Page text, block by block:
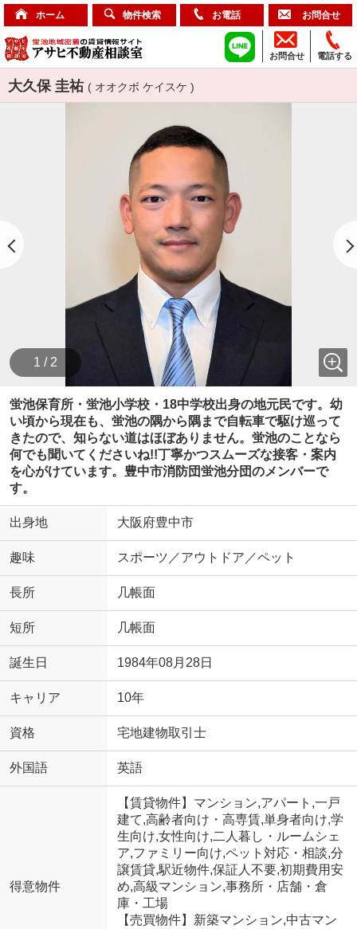
ホーム 物件検索 お電話 お問合せ
電話する
お問合せ
大久保 圭祐 ( オオクボ ケイスケ )
1 / 2
蛍池保育所・蛍池小学校・18中学校出身の地元民です。幼
い頃から現在も、蛍池の隅から隅まで自転車で駆け巡って
きたので、知らない道はほぼありません。蛍池のことなら
何でも聞いてくださいね!!丁寧かつスムーズな接客・案内
を心がけています。豊中市消防団蛍池分団のメンバーで
す。
出身地 大阪府豊中市
趣味 スポーツ／アウトドア／ペット
長所 几帳面
短所 几帳面
誕生日 1984年08月28日
キャリア 10年
資格 宅地建物取引士
外国語 英語
得意物件
【賃貸物件】マンション,アパート,一戸
建て,高齢者向け・高専賃,単身者向け,学
生向け,女性向け,二人暮し・ルームシェ
ア,ファミリー向け,ペット対応・相談,分
譲賃貸,駅近物件,保証人不要,初期費用安
め,高級マンション,事務所・店舗・倉
庫・工場
【売買物件】新築マンション,中古マン